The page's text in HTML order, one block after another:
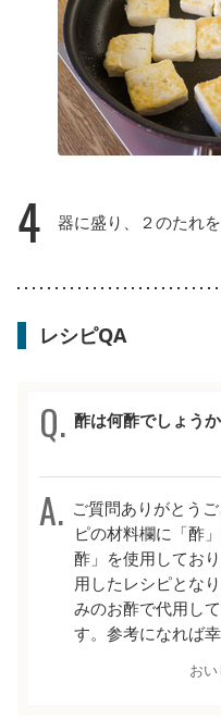
4 器に盛り、２のたれ
レシピQA
酢は何酢でしょう
ご質問ありがとう
ピの材料欄に「酢
酢」を使用してお
用したレシピとな
みのお酢で代用し
す。参考になれば幸
お